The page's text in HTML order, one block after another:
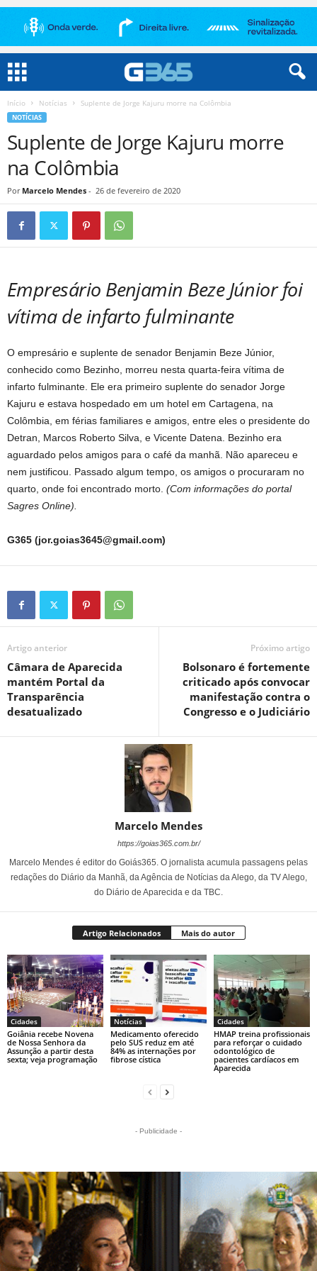
Início Notícias Suplente de Jorge Kajuru morre na Colômbia
NOTÍCIAS
Suplente de Jorge Kajuru morre
na Colômbia
Por Marcelo Mendes - 26 de fevereiro de 2020
Empresário Benjamin Beze Júnior foi
vítima de infarto fulminante
O empresário e suplente de senador Benjamin Beze Júnior,
conhecido como Bezinho, morreu nesta quarta-feira vítima de
infarto fulminante. Ele era primeiro suplente do senador Jorge
Kajuru e estava hospedado em um hotel em Cartagena, na
Colômbia, em férias familiares e amigos, entre eles o presidente do
Detran, Marcos Roberto Silva, e Vicente Datena. Bezinho era
aguardado pelos amigos para o café da manhã. Não apareceu e
nem justificou. Passado algum tempo, os amigos o procuraram no
quarto, onde foi encontrado morto. (Com informações do portal
Sagres Online).
G365 (jor.goias3645@gmail.com)
Artigo anterior
Câmara de Aparecida
mantém Portal da
Transparência
desatualizado
Próximo artigo
Bolsonaro é fortemente
criticado após convocar
manifestação contra o
Congresso e o Judiciário
Marcelo Mendes
https://goias365.com.br/
Marcelo Mendes é editor do Goiás365. O jornalista acumula passagens pelas
redações do Diário da Manhã, da Agência de Notícias da Alego, da TV Alego,
do Diário de Aparecida e da TBC.
Artigo Relacionados Mais do autor
Cidades
Goiânia recebe Novena
de Nossa Senhora da
Assunção a partir desta
sexta; veja programação
Notícias
Medicamento oferecido
pelo SUS reduz em até
84% as internações por
fibrose cística
Cidades
HMAP treina profissionais
para reforçar o cuidado
odontológico de
pacientes cardíacos em
Aparecida
- Publicidade -